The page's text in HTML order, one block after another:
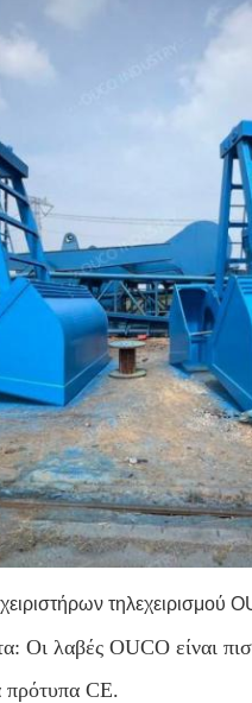
τηλεχειρισμού
Οι λαβές OUCO είναι
πρότυπα CE.